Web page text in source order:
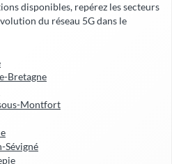
disponibles, repérez les secteurs
du réseau 5G dans le
Bretagne
Montfort
Sévigné